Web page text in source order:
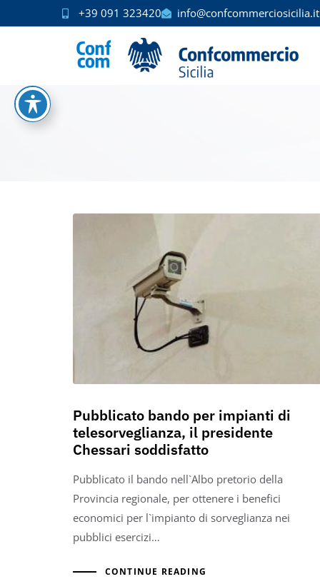
+39 091 323420 info@confcommerciosicilia.it
Pubblicato bando per impianti di
telesorveglianza, il presidente
Chessari soddisfatto
Pubblicato il bando nell`Albo pretorio della
Provincia regionale, per ottenere i benefici
economici per l`impianto di sorveglianza nei
pubblici esercizi…
CONTINUE READING